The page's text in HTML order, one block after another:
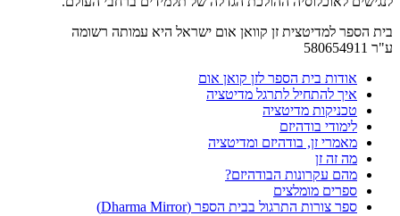
בית הספר למדיטצית זן קוואן אום ישראל היא עמותה רשומה
ע"ר 580654911
אודות בית הספר לזן קואן אום
איך להתחיל לתרגל מדיטציה
טכניקות מדיטציה
לימודי בודהיזם
מאמרי זן, בודהיזם ומדיטציה
מה זה זן
מהם עקרונות הבודהיזם?
ספרים מומלצים
ספר צורות התרגול בבית הספר (Dharma Mirror)